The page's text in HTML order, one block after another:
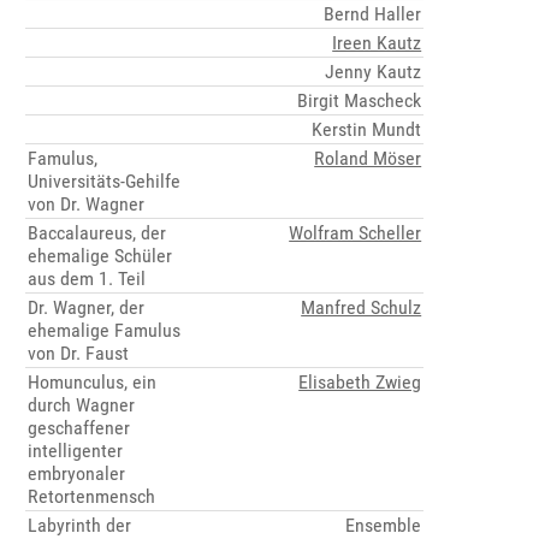
Bernd Haller
Ireen Kautz
Jenny Kautz
Birgit Mascheck
Kerstin Mundt
Famulus,
Universitäts-Gehilfe
von Dr. Wagner
Roland Möser
Baccalaureus, der
ehemalige Schüler
aus dem 1. Teil
Wolfram Scheller
Dr. Wagner, der
ehemalige Famulus
von Dr. Faust
Manfred Schulz
Homunculus, ein
durch Wagner
geschaffener
intelligenter
embryonaler
Retortenmensch
Elisabeth Zwieg
Labyrinth der
Ensemble